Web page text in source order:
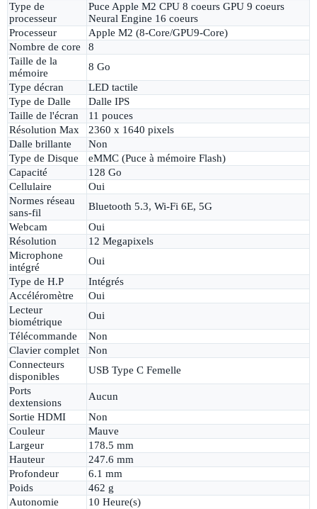
Type de
processeur
Puce Apple M2 CPU 8 coeurs GPU 9 coeurs
Neural Engine 16 coeurs
Processeur
Apple M2 (8-Core/GPU9-Core)
Nombre de core
8
Taille de la
mémoire
8 Go
Type décran
LED tactile
Type de Dalle
Dalle IPS
Taille de l'écran
11 pouces
Résolution Max
2360 x 1640 pixels
Dalle brillante
Non
Type de Disque
eMMC (Puce à mémoire Flash)
Capacité
128 Go
Cellulaire
Oui
Normes réseau
sans-fil
Bluetooth 5.3, Wi-Fi 6E, 5G
Webcam
Oui
Résolution
12 Megapixels
Microphone
intégré
Oui
Type de H.P
Intégrés
Accéléromètre
Oui
Lecteur
biométrique
Oui
Télécommande
Non
Clavier complet
Non
Connecteurs
disponibles
USB Type C Femelle
Ports
dextensions
Aucun
Sortie HDMI
Non
Couleur
Mauve
Largeur
178.5 mm
Hauteur
247.6 mm
Profondeur
6.1 mm
Poids
462 g
Autonomie
10 Heure(s)